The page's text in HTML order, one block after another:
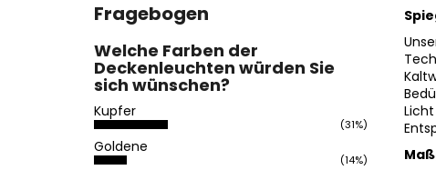
Fragebogen
Welche Farben der
Deckenleuchten würden Sie
sich wünschen?
Kupfer
(31%)
Goldene
(14%)